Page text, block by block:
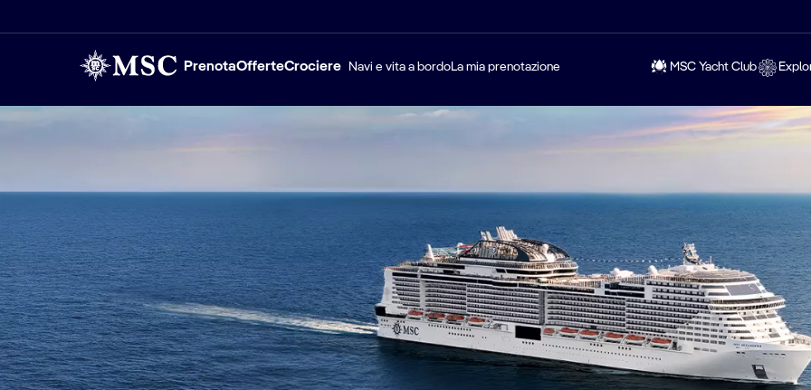
PrenotaOfferteCrociere Navi e vita a bordoLa mia prenotazione MSC Yacht Club